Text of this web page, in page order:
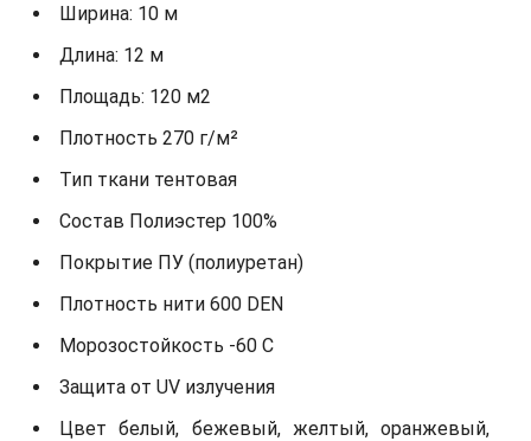
Ширина: 10 м
Длина: 12 м
Площадь: 120 м2
Плотность 270 г/м²
Тип ткани тентовая
Состав Полиэстер 100%
Покрытие ПУ (полиуретан)
Плотность нити 600 DEN
Морозостойкость -60 С
Защита от UV излучения
Цвет белый, бежевый, желтый, оранжевый,